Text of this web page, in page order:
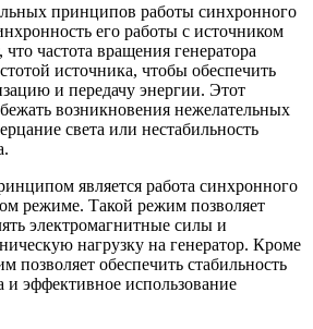
принципов работы синхронного
его работы с источником
частота вращения генератора
источника, чтобы обеспечить
и передачу энергии. Этот
возникновения нежелательных
света или нестабильность
является работа синхронного
режиме. Такой режим позволяет
электромагнитные силы и
нагрузку на генератор. Кроме
позволяет обеспечить стабильность
и эффективное использование